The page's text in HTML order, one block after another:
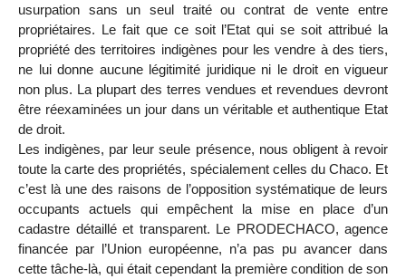
usurpation sans un seul traité ou contrat de vente entre
propriétaires. Le fait que ce soit l’Etat qui se soit attribué la
propriété des territoires indigènes pour les vendre à des tiers,
ne lui donne aucune légitimité juridique ni le droit en vigueur
non plus. La plupart des terres vendues et revendues devront
être réexaminées un jour dans un véritable et authentique Etat
de droit.
Les indigènes, par leur seule présence, nous obligent à revoir
toute la carte des propriétés, spécialement celles du Chaco. Et
c’est là une des raisons de l’opposition systématique de leurs
occupants actuels qui empêchent la mise en place d’un
cadastre détaillé et transparent. Le PRODECHACO, agence
financée par l’Union européenne, n’a pas pu avancer dans
cette tâche-là, qui était cependant la première condition de son